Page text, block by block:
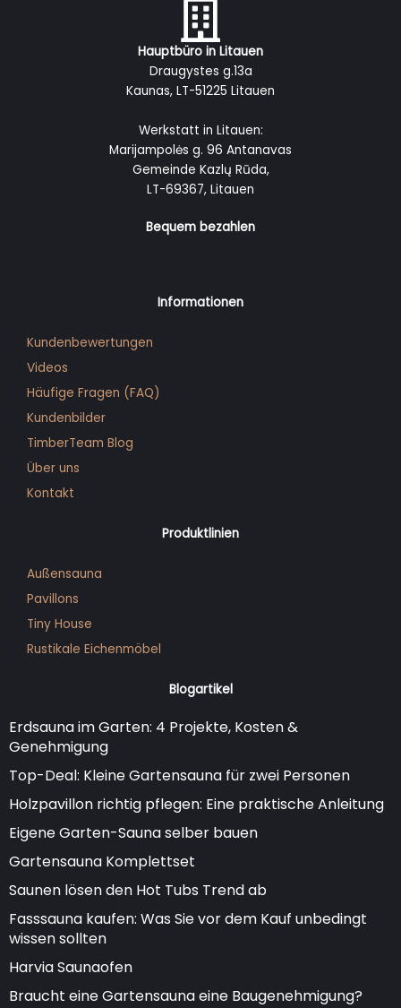
Hauptbüro in Litauen
Draugystes g.13a
Kaunas, LT-51225 Litauen
Werkstatt in Litauen:
Marijampolės g. 96 Antanavas
Gemeinde Kazlų Rūda,
LT-69367, Litauen
Bequem bezahlen
Informationen
Kundenbewertungen
Videos
Häufige Fragen (FAQ)
Kunden­bilder
TimberTeam Blog
Über uns
Kontakt
Produktlinien
Außensauna
Pavillons
Tiny House
Rustikale Eichenmöbel
Blogartikel
Erdsauna im Garten: 4 Projekte, Kosten &
Genehmigung
Top-Deal: Kleine Gartensauna für zwei Personen
Holzpavillon richtig pflegen: Eine praktische Anleitung
Eigene Garten-Sauna selber bauen
Gartensauna Komplettset
Saunen lösen den Hot Tubs Trend ab
Fasssauna kaufen: Was Sie vor dem Kauf unbedingt
wissen sollten
Harvia Saunaofen
Braucht eine Gartensauna eine Baugenehmigung?